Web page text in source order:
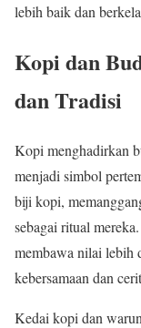
lebih baik dan
Kopi dan
dan Tradisi
Kopi menghadirkan
menjadi simbol
biji kopi,
sebagai ritual
membawa nilai lebih
kebersamaan dan
Kedai kopi dan